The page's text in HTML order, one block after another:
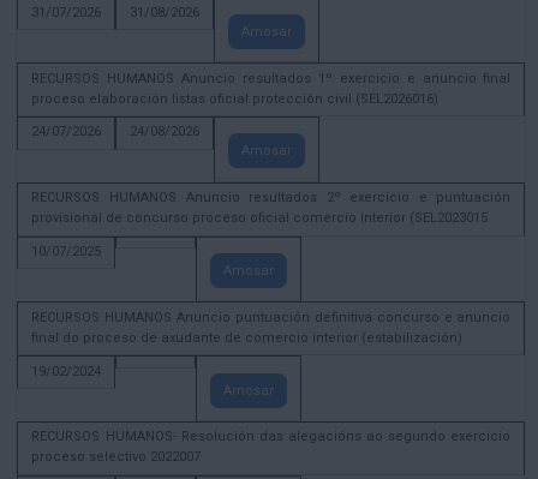
31/07/2026
31/08/2026
Amosar
RECURSOS HUMANOS Anuncio resultados 1º exercicio e anuncio final
proceso elaboración listas oficial protección civil (SEL2026016)
24/07/2026
24/08/2026
Amosar
RECURSOS HUMANOS Anuncio resultados 2º exercicio e puntuación
provisional de concurso proceso oficial comercio interior (SEL2023015
10/07/2025
Amosar
RECURSOS HUMANOS Anuncio puntuación definitiva concurso e anuncio
final do proceso de axudante de comercio interior (estabilización)
19/02/2024
Amosar
RECURSOS HUMANOS- Resolución das alegacións ao segundo exercicio
proceso selectivo 2022007